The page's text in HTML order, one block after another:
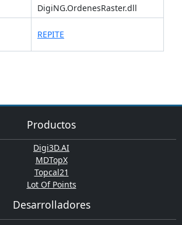
DigiNG.OrdenesRaster.dll
REPITE
Productos
Digi3D.AI
MDTopX
Topcal21
Lot Of Points
Desarrolladores